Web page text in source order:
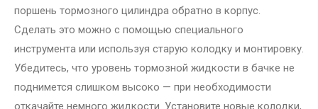
поршень тормозного цилиндра обратно в корпус.
Сделать это можно с помощью специального
инструмента или используя старую колодку и монтировку.
Убедитесь, что уровень тормозной жидкости в бачке не
поднимется слишком высоко — при необходимости